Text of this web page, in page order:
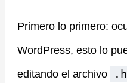
Primero lo primero:
WordPress, esto lo
editando el archivo